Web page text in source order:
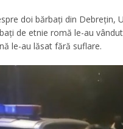
doi bărbați din Debrețin,
de etnie romă le-au
le-au lăsat fără suflare.